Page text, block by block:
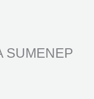
SUMENEP